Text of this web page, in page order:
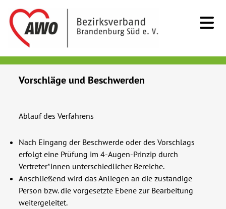
Beratung & Hilfe
Begegnung
Vorschläge und Beschwerden
Ablauf des Verfahrens
Nach Eingang der Beschwerde oder des Vorschlags
erfolgt eine Prüfung im 4-Augen-Prinzip durch
Vertreter*innen unterschiedlicher Bereiche.
Anschließend wird das Anliegen an die zuständige
Person bzw. die vorgesetzte Ebene zur Bearbeitung
weitergeleitet.